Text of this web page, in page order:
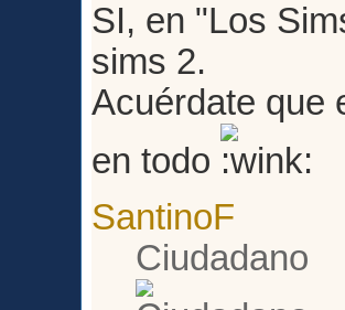
SI, en "Los
sims 2.
Acuérdate que
en todo
SantinoF
Ciudadano